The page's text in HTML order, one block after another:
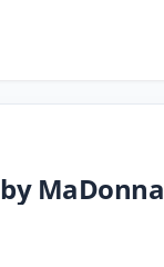
MaDonna